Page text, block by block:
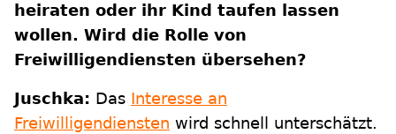
heiraten oder ihr Kind taufen lassen
wollen. Wird die Rolle von
Freiwilligendiensten übersehen?
Juschka: Das Interesse an
Freiwilligendiensten wird schnell unterschätzt.